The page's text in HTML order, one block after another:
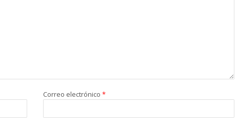
Correo electrónico *